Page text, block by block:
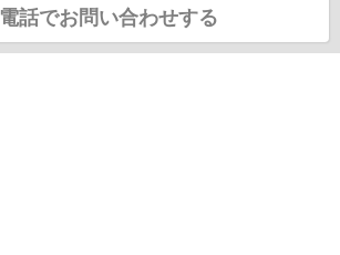
電話でお問い合わせする